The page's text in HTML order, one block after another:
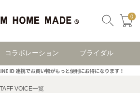
0
コラボレーション ブライダル
VOICE一覧